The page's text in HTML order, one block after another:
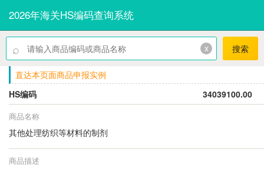
2026年海关HS编码查询系统
⌕ x 搜索
直达本页面商品申报实例
HS编码
34039100.00
商品名称
其他处理纺织等材料的制剂
商品描述